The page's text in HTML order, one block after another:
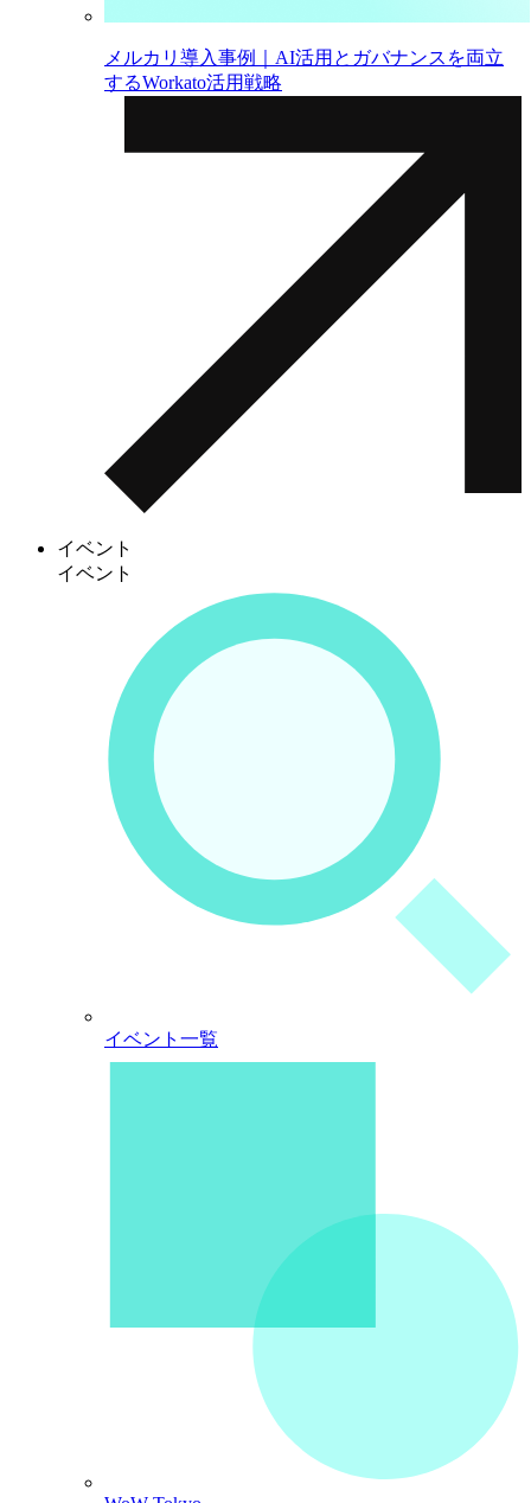
メルカリ導入事例｜AI活用とガバナンスを両立
するWorkato活用戦略
イベント
イベント
イベント一覧